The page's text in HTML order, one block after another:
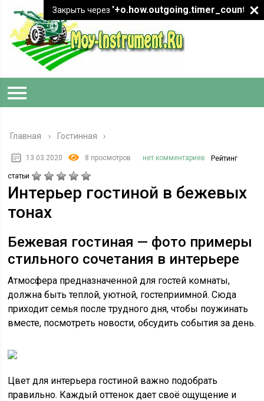
Главная › Гостинная
13.03.2020 8 просмотров нет комментариев Рейтинг
статьи
Интерьер гостиной в бежевых
тонах
Бежевая гостиная — фото примеры
стильного сочетания в интерьере
Атмосфера предназначенной для гостей комнаты,
должна быть теплой, уютной, гостеприимной. Сюда
приходит семья после трудного дня, чтобы поужинать
вместе, посмотреть новости, обсудить события за день.
Цвет для интерьера гостиной важно подобрать
правильно. Каждый оттенок дает своё ощущение и
Закрыть через '+o.how.outgoing.timer_count+"